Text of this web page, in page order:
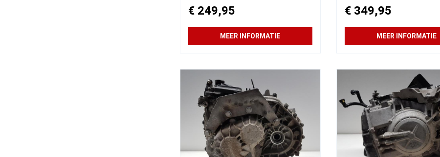
€ 249,95
MEER INFORMATIE
€ 349,95
MEER INFORMATIE